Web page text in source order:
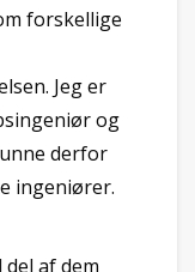
forskellige
Jeg er
og
derfor
ingeniører.
af dem